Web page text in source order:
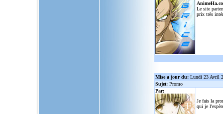
Le site
prix très
Mise a jour du: Lundi 23 Avril
Sujet: Promo
Par:
Je fais la
qui je